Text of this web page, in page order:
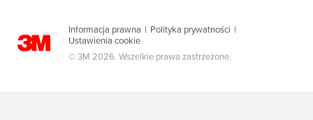
Informacja prawna | Polityka prywatności |
Ustawienia cookie
© 3M 2026. Wszelkie prawa zastrzeżone.